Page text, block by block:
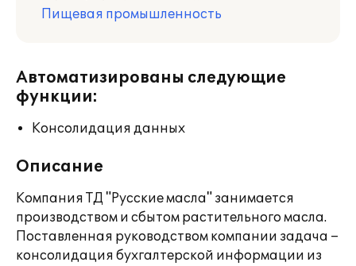
Пищевая промышленность
Автоматизированы следующие
функции:
Консолидация данных
Описание
Компания ТД "Русские масла" занимается
производством и сбытом растительного масла.
Поставленная руководством компании задача –
консолидация бухгалтерской информации из